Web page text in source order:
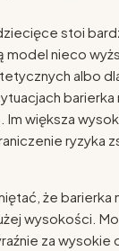
stoi
model nieco
albo
barierka
Im większa
ryzyka
że barierka
wysokości.
za wysokie